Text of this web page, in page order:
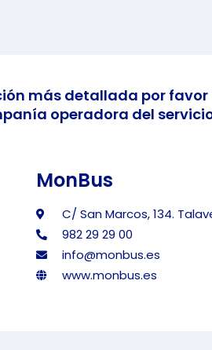
más detallada por favor
operadora del
MonBus
C/ San Marcos, 134.
982 29 29 00
info@monbus.es
www.monbus.es